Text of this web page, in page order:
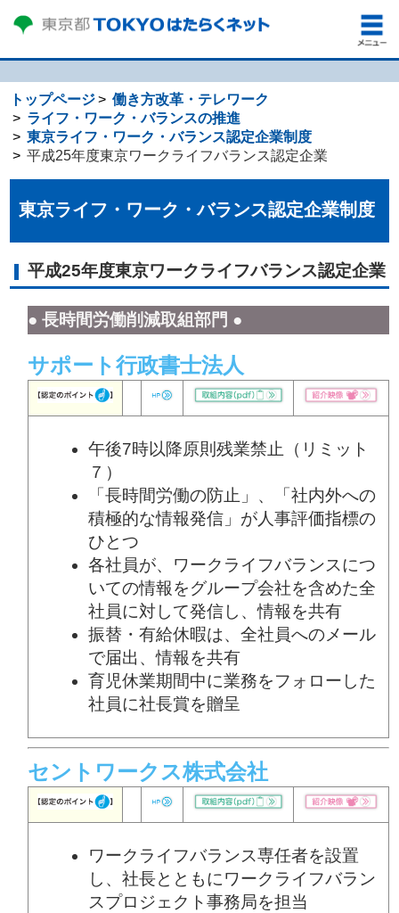
トップページ
働き方改革・テレワーク
ライフ・ワーク・バランスの推進
東京ライフ・ワーク・バランス認定企業制度
平成25年度東京ワークライフバランス認定企業
東京ライフ・ワーク・バランス認定企業制度
平成25年度東京ワークライフバランス認定企業
● 長時間労働削減取組部門 ●
サポート行政書士法人
午後7時以降原則残業禁止（リミット
７）
「長時間労働の防止」、「社内外への
積極的な情報発信」が人事評価指標の
ひとつ
各社員が、ワークライフバランスにつ
いての情報をグループ会社を含めた全
社員に対して発信し、情報を共有
振替・有給休暇は、全社員へのメール
で届出、情報を共有
育児休業期間中に業務をフォローした
社員に社長賞を贈呈
セントワークス株式会社
ワークライフバランス専任者を設置
し、社長とともにワークライフバラン
スプロジェクト事務局を担当